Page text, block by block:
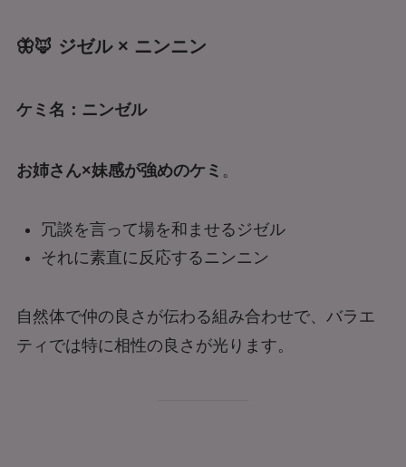
🦋🦊 ジゼル × ニンニン
ケミ名：ニンゼル
お姉さん×妹感が強めのケミ 。
冗談を言って場を和ませるジゼル
それに素直に反応するニンニン
自然体で仲の良さが伝わる組み合わせで、バラエ
ティでは特に相性の良さが光ります。